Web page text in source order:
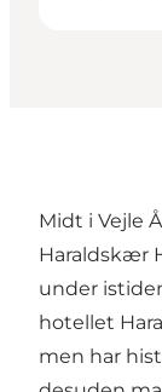
Midt i Vejle
Haraldskær
under
hotellet
men har